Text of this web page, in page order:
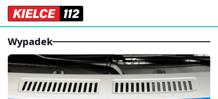
wypadek